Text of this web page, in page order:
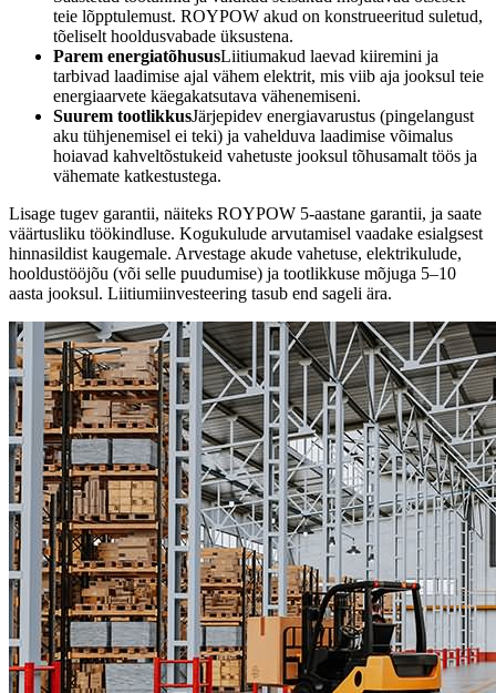
teie lõpptulemust. ROYPOW akud on konstrueeritud suletud,
tõeliselt hooldusvabade üksustena.
Parem energiatõhususLiitiumakud laevad kiiremini ja
tarbivad laadimise ajal vähem elektrit, mis viib aja jooksul teie
energiaarvete käegakatsutava vähenemiseni.
Suurem tootlikkusJärjepidev energiavarustus (pingelangust
aku tühjenemisel ei teki) ja vahelduva laadimise võimalus
hoiavad kahveltõstukeid vahetuste jooksul tõhusamalt töös ja
vähemate katkestustega.
Lisage tugev garantii, näiteks ROYPOW 5-aastane garantii, ja saate
väärtusliku töökindluse. Kogukulude arvutamisel vaadake esialgsest
hinnasildist kaugemale. Arvestage akude vahetuse, elektrikulude,
hooldustööjõu (või selle puudumise) ja tootlikkuse mõjuga 5–10
aasta jooksul. Liitiumiinvesteering tasub end sageli ära.